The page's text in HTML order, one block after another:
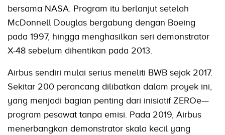
bersama NASA. Program itu berlanjut setelah
McDonnell Douglas bergabung dengan Boeing
pada 1997, hingga menghasilkan seri demonstrator
X-48 sebelum dihentikan pada 2013.
Airbus sendiri mulai serius meneliti BWB sejak 2017.
Sekitar 200 perancang dilibatkan dalam proyek ini,
yang menjadi bagian penting dari inisiatif ZEROe—
program pesawat tanpa emisi. Pada 2019, Airbus
menerbangkan demonstrator skala kecil yang